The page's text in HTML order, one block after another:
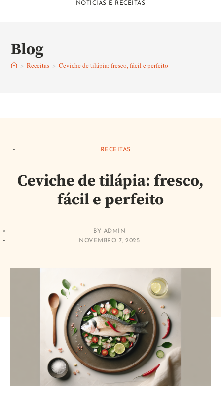
NOTÍCIAS E RECEITAS
Blog
> Receitas > Ceviche de tilápia: fresco, fácil e perfeito
RECEITAS
Ceviche de tilápia: fresco,
fácil e perfeito
BY ADMIN
NOVEMBRO 7, 2025